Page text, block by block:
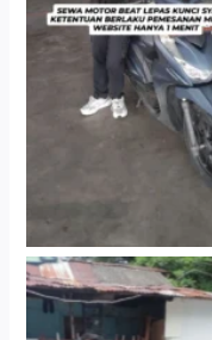
Cityplaza
Gedung Parkir